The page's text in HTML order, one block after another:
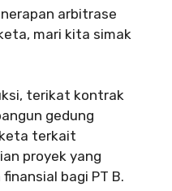
arbitrase
mari kita simak
terikat kontrak
gedung
terkait
proyek yang
bagi PT B.